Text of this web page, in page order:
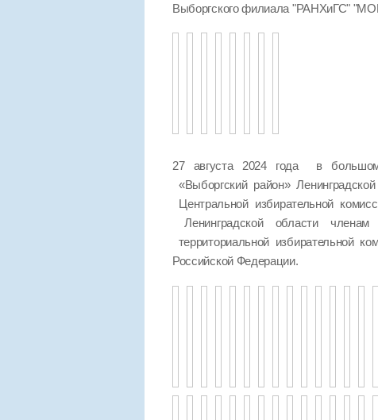
Выборгского филиала "РАНХиГС"
27 августа 2024 года в большом
«Выборгский район»
Центральной избирательной
Ленинградской области
территориальной избирательной
Российской Федерации.